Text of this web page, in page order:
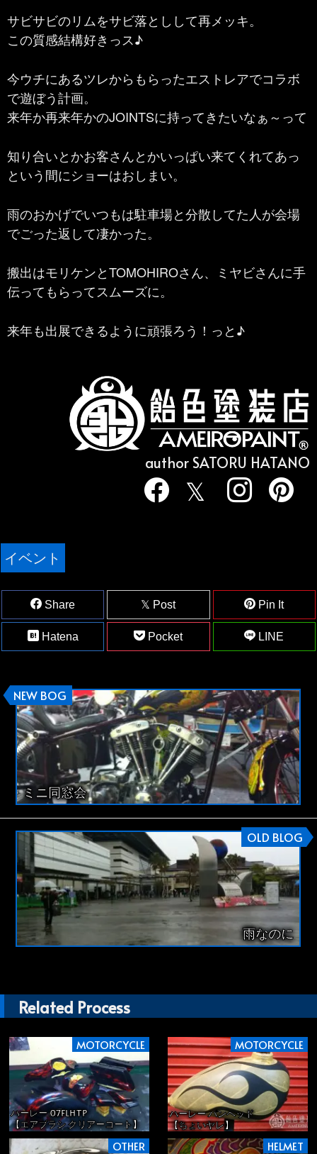
サビサビのリムをサビ落としして再メッキ。
この質感結構好きっス♪
今ウチにあるツレからもらったエストレアでコラボ
で遊ぼう計画。
来年か再来年かのJOINTSに持ってきたいなぁ～って
知り合いとかお客さんとかいっぱい来てくれてあっ
という間にショーはおしまい。
雨のおかげでいつもは駐車場と分散してた人が会場
でごった返して凄かった。
搬出はモリケンとTOMOHIROさん、ミヤビさんに手
伝ってもらってスムーズに。
来年も出展できるように頑張ろう！っと♪
author SATORU HATANO
イベント
Share Post Pin It
Hatena Pocket LINE
NEW BOG
ミニ同窓会
OLD BLOG
雨なのに
Related Process
MOTORCYCLE
ハーレー 07FLHTP
【エアブラシ クリアーコート】
MOTORCYCLE
ハーレー パンヘッド
【ちょいヤレ】
OTHER HELMET